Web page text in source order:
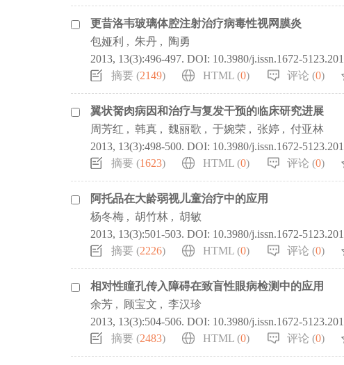
更昔洛韦玻璃体腔注射治疗病毒性视网膜炎
包娅利 , 朱丹 ,
陶勇
2013, 13(3):496-497. DOI: 10.3980/j.issn.1672-
摘要 (2149) HTML (0) 评论 (0)
翼状胬肉病因和治疗与复发干预的临床研究进展
周芳红 , 韩真 , 魏丽歌 , 于婉荣 , 张婷 , 付亚林
2013, 13(3):498-500. DOI: 10.3980/j.issn.1672-
摘要 (1623) HTML (0) 评论 (0)
阿托品在大龄弱视儿童治疗中的应用
杨冬梅 , 胡竹林 , 胡敏
2013, 13(3):501-503. DOI: 10.3980/j.issn.1672-
摘要 (2226) HTML (0) 评论 (0)
相对性瞳孔传入障碍在致盲性眼病检测中的应用
余芳 , 顾宝文 , 李汉珍
2013, 13(3):504-506. DOI: 10.3980/j.issn.1672-
摘要 (2483) HTML (0) 评论 (0)